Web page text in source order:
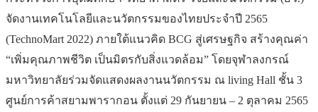
จัดงานเทคโนโลยีและนวัตกรรมของไทยประจำปี 2565
(TechnoMart 2022) ภายใต้แนวคิด BCG สู่เศรษฐกิจ สร้างคุณค่า
“เพิ่มคุณภาพชีวิต เป็นมิตรกับสิ่งแวดล้อม” โดยจุฬาลงกรณ์
มหาวิทยาลัยร่วมจัดแสดงผลงานนวัตกรรม ณ living Hall ชั้น 3
ศูนย์การค้าสยามพารากอน ตั้งแต่ 29 กันยายน – 2 ตุลาคม 2565